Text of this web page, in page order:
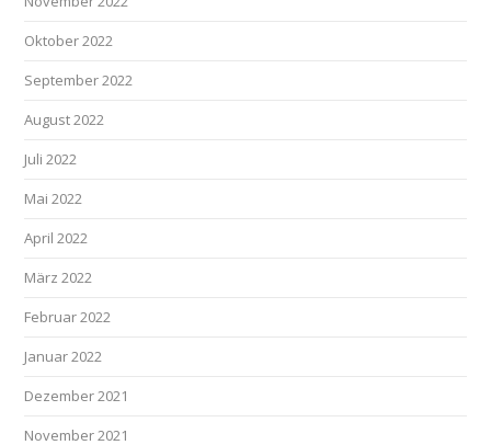
Oktober 2022
September 2022
August 2022
Juli 2022
Mai 2022
April 2022
März 2022
Februar 2022
Januar 2022
Dezember 2021
November 2021